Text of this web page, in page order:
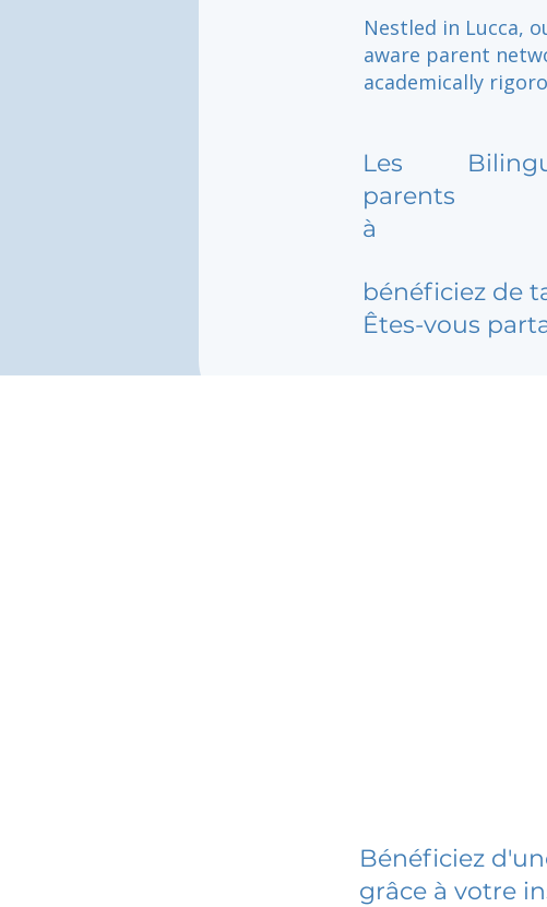
Nestled in Lucca,
aware parent
academically
Les
parents
à
bénéficiez de
Êtes-vous
Bénéficiez
grâce à votre